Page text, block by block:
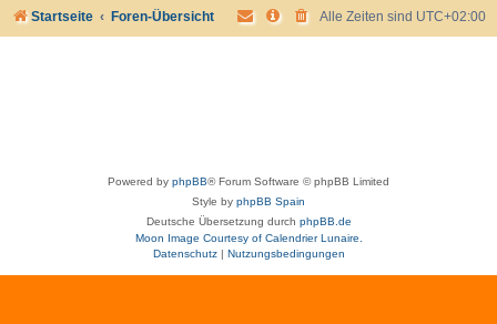
Startseite Foren-Übersicht Alle Zeiten sind UTC+02:00
Powered by phpBB® Forum Software © phpBB Limited
Style by phpBB Spain
Deutsche Übersetzung durch phpBB.de
Moon Image Courtesy of Calendrier Lunaire.
Datenschutz| Nutzungsbedingungen